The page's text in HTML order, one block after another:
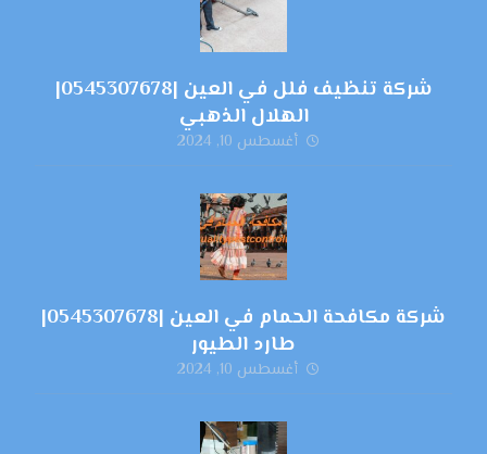
شركة تنظيف فلل في العين |0545307678|
الهلال الذهبي
أغسطس 10, 2024
شركة مكافحة الحمام في العين |0545307678|
طارد الطيور
أغسطس 10, 2024